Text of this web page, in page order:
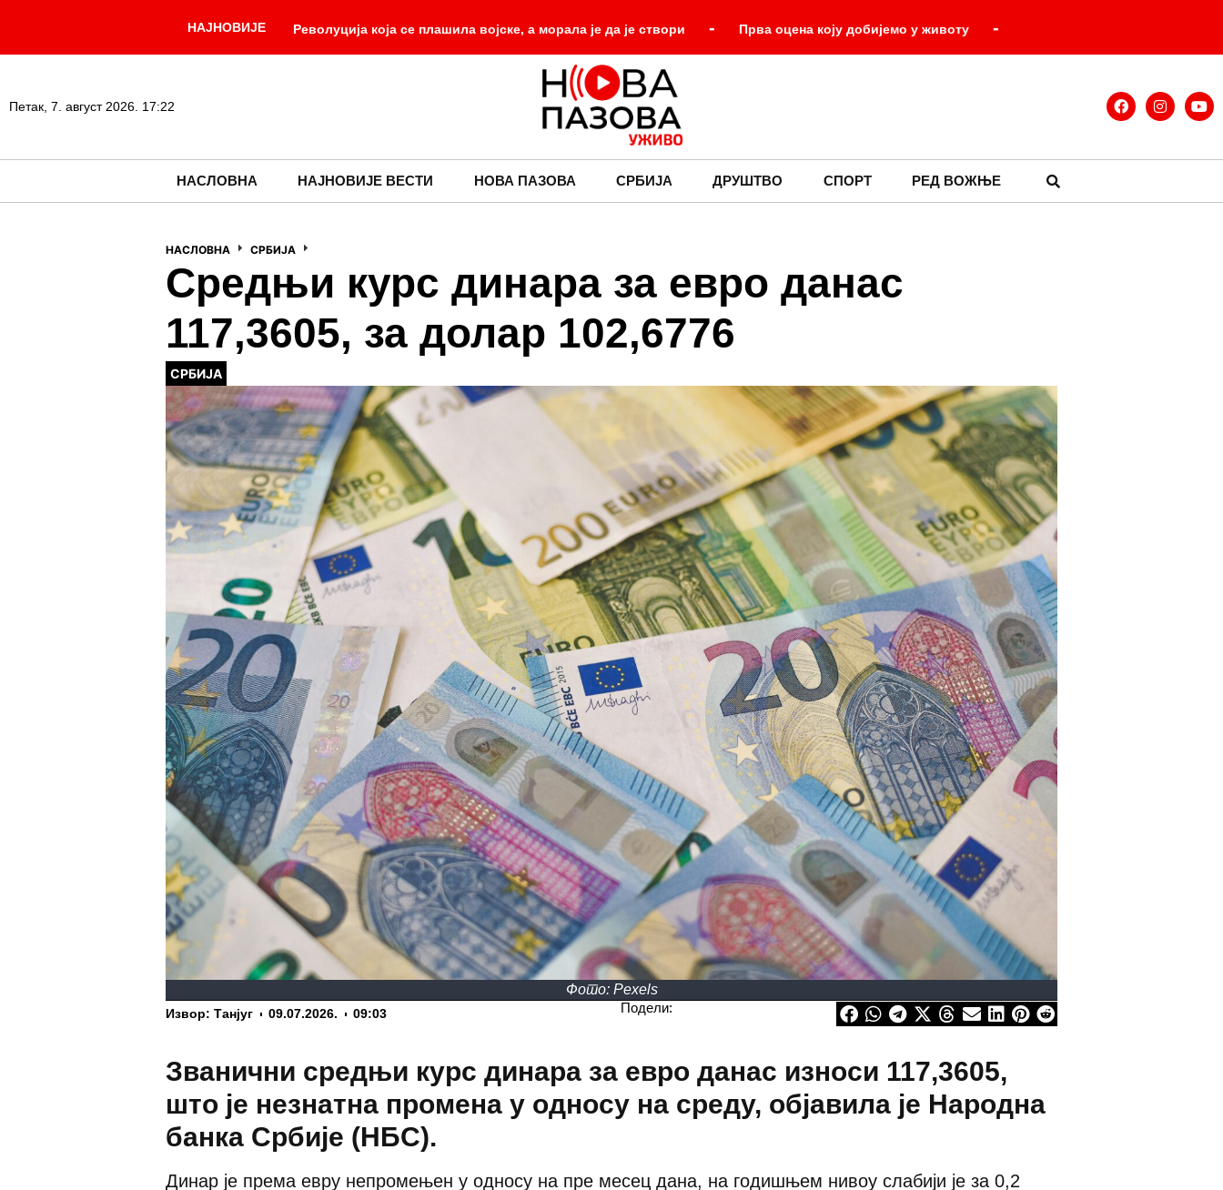
НАЈНОВИЈЕ Револуција која се плашила војске, а морала је да је створи - Прва оцена коју добијемо у животу -
Јелена Ђокић: Редовна исплата алиментације из Алиментационог фонда донела ми је сигурност
са овереном картицом имају право на лечење, без обзира на рок важења
– Како је једна интернет страница променила начин на који човечанство памти
вечна рана српског народа – за злочин над децом и цивилима нико није одговарао! -
Петак, 7. август 2026. 17:22
НАСЛОВНА НАЈНОВИЈЕ ВЕСТИ НОВА ПАЗОВА СРБИЈА ДРУШТВО СПОРТ РЕД ВОЖЊЕ
НАСЛОВНА СРБИЈА
Средњи курс динара за евро данас
117,3605, за долар 102,6776
СРБИЈА
Фото: Pexels
Извор: Танјуг 09.07.2026. 09:03 Подели:
Званични средњи курс динара за евро данас износи 117,3605,
што је незнатна промена у односу на среду, објавила је Народна
банка Србије (НБС).
Динар је према евру непромењен у односу на пре месец дана, на годишњем нивоу слабији је за 0,2